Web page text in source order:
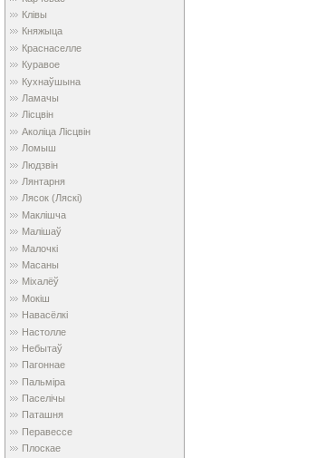
Клівы
Княжыца
Краснаселле
Куравое
Кухнаўшына
Ламачы
Лісцвін
Аколіца Лісцвін
Ломыш
Людзвін
Лянтарня
Лясок (Ляскі)
Маклішча
Малішаў
Малочкі
Масаны
Міхалёў
Мокіш
Навасёлкі
Настолле
Небытаў
Пагоннае
Пальміра
Паселічы
Паташня
Перавессе
Плоскае